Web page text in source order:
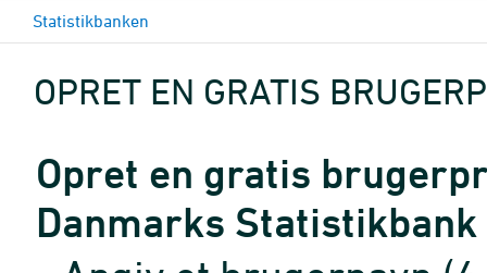
Statistikbanken
OPRET EN GRATIS
Opret en gratis
Danmarks Statistikbank